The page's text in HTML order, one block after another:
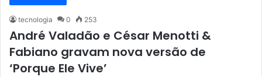
tecnologia 0 253
André Valadão e César Menotti &
Fabiano gravam nova versão de
‘Porque Ele Vive’